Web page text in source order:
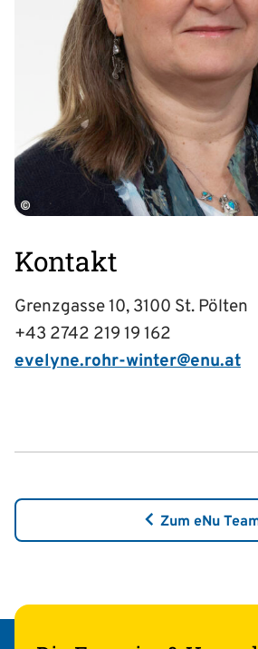
©
Kontakt
Grenzgasse 10, 3100 St. Pölten
+43 2742 219 19 162
evelyne.rohr-winter@enu.at
Zum eNu